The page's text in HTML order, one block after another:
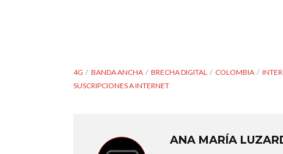
4G BANDA ANCHA BRECHA DIGITAL COLOMBIA
SUSCRIPCIONES A INTERNET
ANA MARÍA